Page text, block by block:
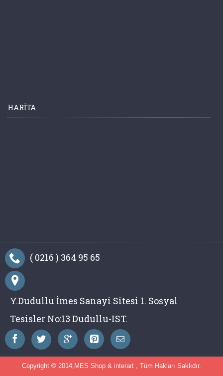
HARITA
( 0216 ) 364 95 65
Y.Dudullu İmes Sanayi Sitesi 1. Sosyal
Tesisler No:13 Dudullu-IST.
Copyright © 2014, MES Shop & interart , Tüm Hakları Saklıdır.